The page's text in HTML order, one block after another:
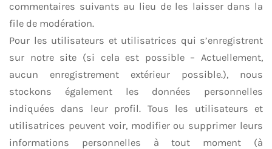
commentaires suivants au lieu de les laisser dans la
file de modération.
Pour les utilisateurs et utilisatrices qui s’enregistrent
sur notre site (si cela est possible – Actuellement,
aucun enregistrement extérieur possible.), nous
stockons également les données personnelles
indiquées dans leur profil. Tous les utilisateurs et
utilisatrices peuvent voir, modifier ou supprimer leurs
informations personnelles à tout moment (à